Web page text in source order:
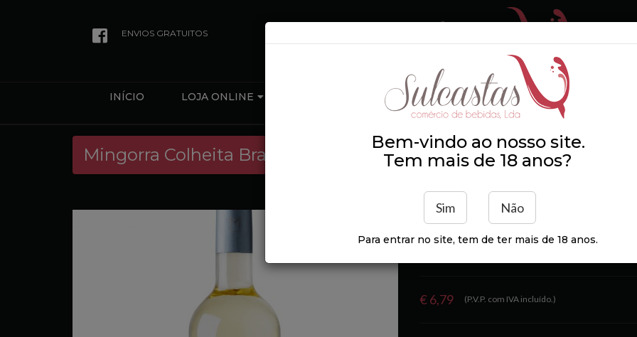
ENVIOS GRATUITOS
INÍCIO LOJA ONLINE
ZONAS DE
DISTRIBUIÇÃO
PRODUTORES
Mingorra Colheita Branco 2025 75cl
Mingorra Colheita
€ 6,79 (P.V.P. com IVA incluído.)
Bem-vindo ao nosso site.
Tem mais de 18 anos?
Sim Não
Para entrar no site, tem de ter mais de 18 anos.